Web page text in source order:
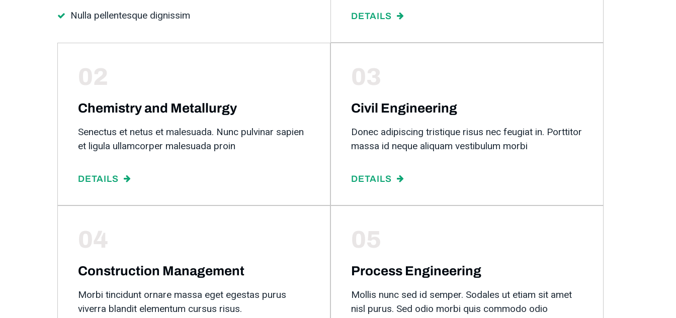
Nulla pellentesque dignissim
DETAILS
02
Chemistry and Metallurgy
Senectus et netus et malesuada. Nunc pulvinar sapien
et ligula ullamcorper malesuada proin
DETAILS
03
Civil Engineering
Donec adipiscing tristique risus nec feugiat in. Porttitor
massa id neque aliquam vestibulum morbi
DETAILS
04
Construction Management
Morbi tincidunt ornare massa eget egestas purus
viverra blandit elementum cursus risus.
05
Process Engineering
Mollis nunc sed id semper. Sodales ut etiam sit amet
nisl purus. Sed odio morbi quis commodo odio